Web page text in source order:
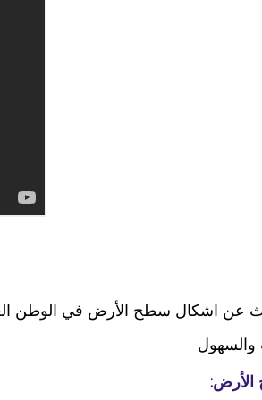
عن اشكال سطح الأرض في الوطن
والسهول